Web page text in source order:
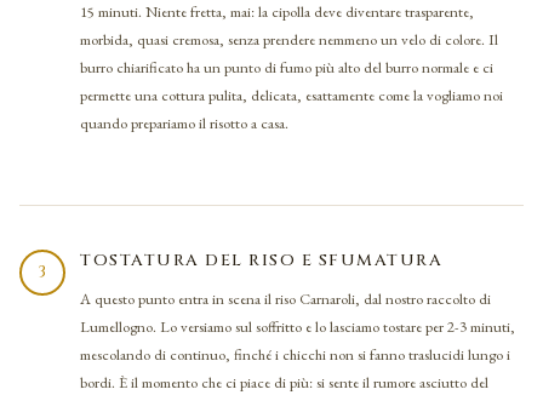
15 minuti. Niente fretta, mai: la cipolla deve diventare trasparente,
morbida, quasi cremosa, senza prendere nemmeno un velo di colore. Il
burro chiarificato ha un punto di fumo più alto del burro normale e ci
permette una cottura pulita, delicata, esattamente come la vogliamo noi
quando prepariamo il risotto a casa.
3
TOSTATURA DEL RISO E SFUMATURA
A questo punto entra in scena il riso Carnaroli, dal nostro raccolto di
Lumellogno. Lo versiamo sul soffritto e lo lasciamo tostare per 2-3 minuti,
mescolando di continuo, finché i chicchi non si fanno traslucidi lungo i
bordi. È il momento che ci piace di più: si sente il rumore asciutto del